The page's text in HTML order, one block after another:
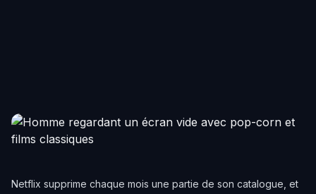
Netflix supprime chaque mois une partie de son catalogue, et